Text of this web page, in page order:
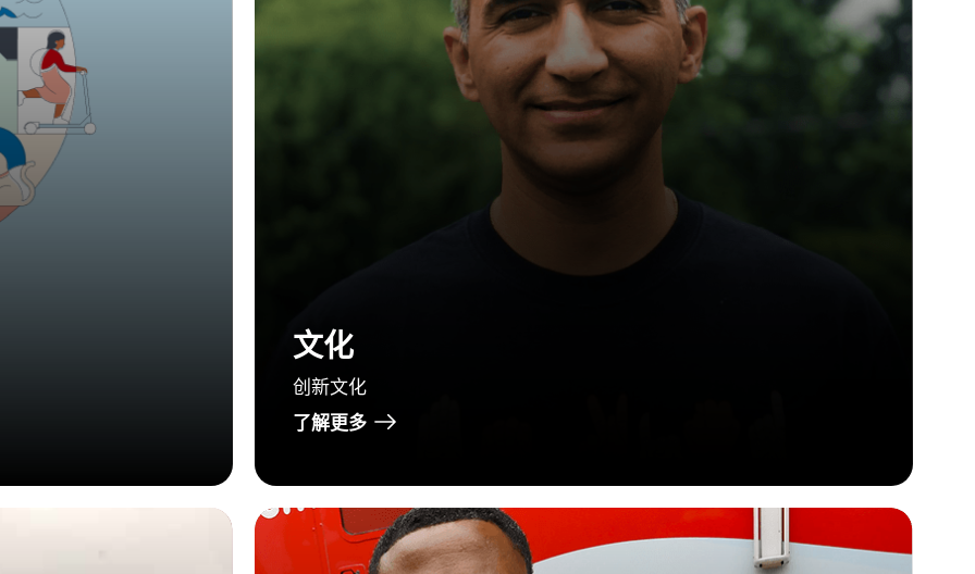
文化
创新文化
了解更多